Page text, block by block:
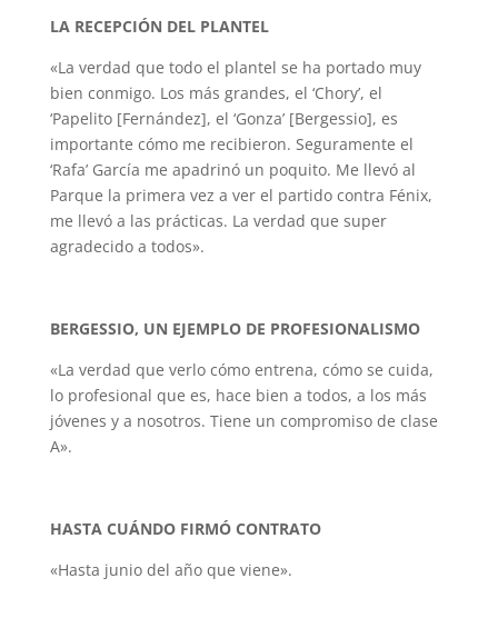
LA RECEPCIÓN DEL PLANTEL
«La verdad que todo el plantel se ha portado muy
bien conmigo. Los más grandes, el ‘Chory’, el
‘Papelito [Fernández], el ‘Gonza’ [Bergessio], es
importante cómo me recibieron. Seguramente el
‘Rafa’ García me apadrinó un poquito. Me llevó al
Parque la primera vez a ver el partido contra Fénix,
me llevó a las prácticas. La verdad que super
agradecido a todos».
BERGESSIO, UN EJEMPLO DE PROFESIONALISMO
«La verdad que verlo cómo entrena, cómo se cuida,
lo profesional que es, hace bien a todos, a los más
jóvenes y a nosotros. Tiene un compromiso de clase
A».
HASTA CUÁNDO FIRMÓ CONTRATO
«Hasta junio del año que viene».